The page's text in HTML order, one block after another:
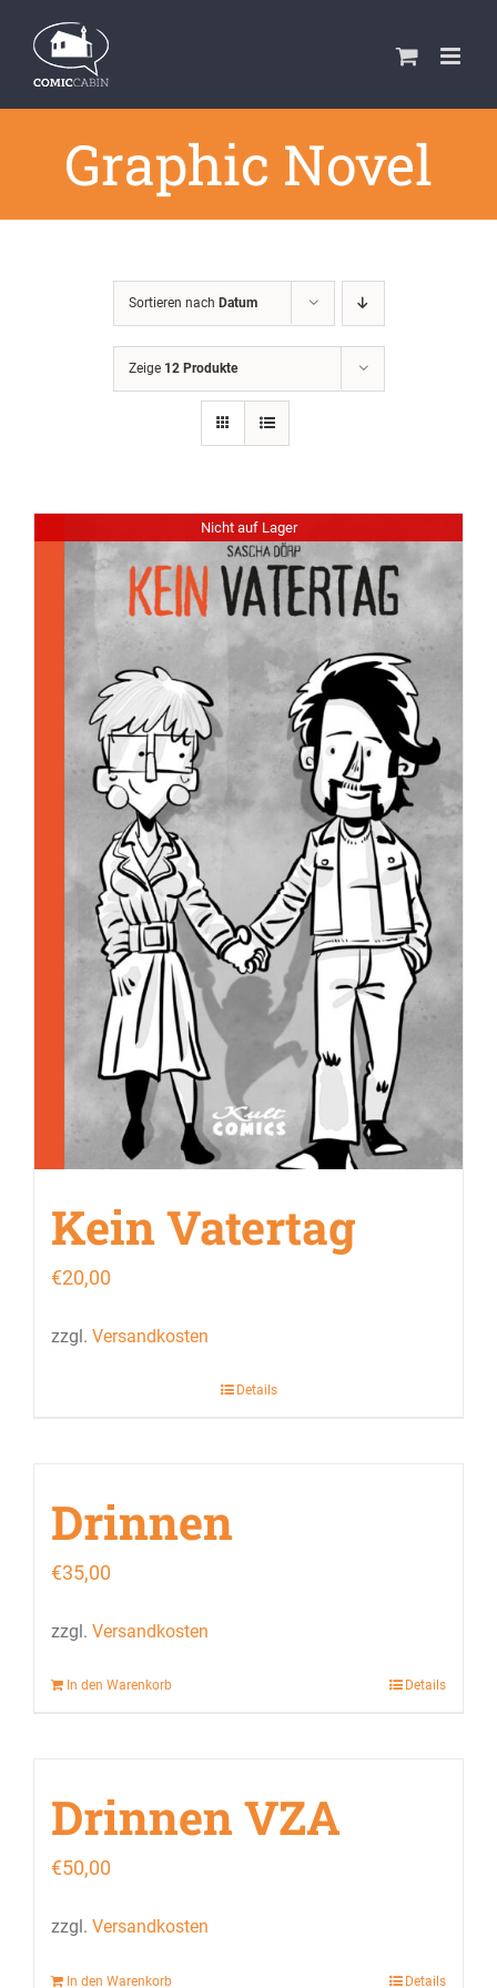
Inhalt
springen
Graphic Novel
Sortieren nach Datum
Zeige 12 Produkte
Nicht auf Lager
Kein Vatertag
€20,00
zzgl. Versandkosten
Details
Drinnen
€35,00
zzgl. Versandkosten
In den Warenkorb Details
Drinnen VZA
€50,00
zzgl. Versandkosten
In den Warenkorb Details